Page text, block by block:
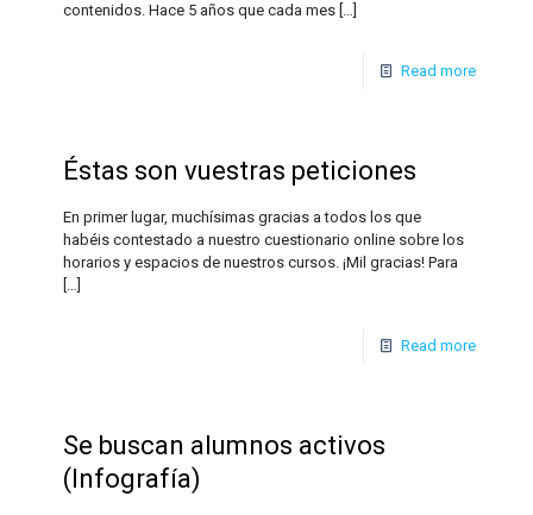
contenidos. Hace 5 años que cada mes […]
Read more
Éstas son vuestras peticiones
En primer lugar, muchísimas gracias a todos los que
habéis contestado a nuestro cuestionario online sobre los
horarios y espacios de nuestros cursos. ¡Mil gracias! Para
[…]
Read more
Se buscan alumnos activos
(Infografía)